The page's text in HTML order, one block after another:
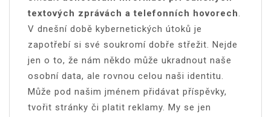
textových zprávách a telefonních hovorech.
V dnešní době kybernetických útoků je
zapotřebí si své soukromí dobře střežit. Nejde
jen o to, že nám někdo může ukradnout naše
osobní data, ale rovnou celou naši identitu.
Může pod našim jménem přidávat příspěvky,
tvořit stránky či platit reklamy. My se jen